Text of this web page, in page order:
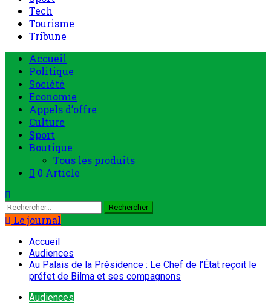
Tech
Tourisme
Tribune
Menu
principal
Accueil
Politique
Société
Economie
Appels d’offre
Culture
Sport
Boutique
Tous les produits
0 Article
Rechercher :
Le journal
Accueil
Audiences
Au Palais de la Présidence : Le Chef de l’État reçoit le
préfet de Bilma et ses compagnons
Audiences